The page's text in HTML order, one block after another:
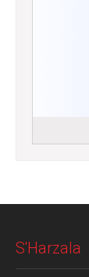
S'Harzala